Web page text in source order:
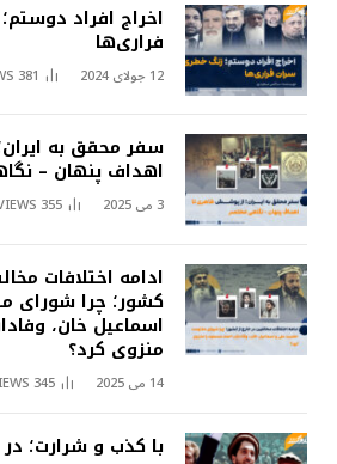
اخراج افراد
فراری‌ها
12 جولای 2024 381
سفر محقق به
اهداف پنهان –
3 می 2025 355
ادامه اختلافات
کشور؛ چرا شورای
اسماعیل خان،
منزوی کرد؟
14 می 2025 345
با کذب و شرارت؛